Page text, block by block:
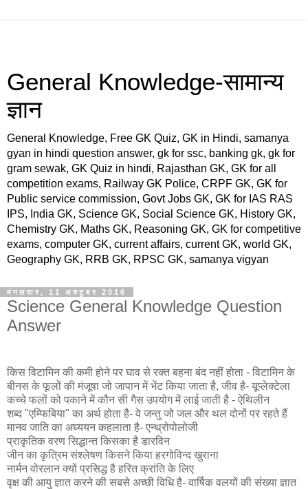
General Knowledge-सामान्य
ज्ञान
General Knowledge, Free GK Quiz, GK in Hindi, samanya
gyan in hindi question answer, gk for ssc, banking gk, gk for
gram sewak, GK Quiz in hindi, Rajasthan GK, GK for all
competition exams, Railway GK Police, CRPF GK, GK for
Public service commission, Govt Jobs GK, GK for IAS RAS
IPS, India GK, Science GK, Social Science GK, History GK,
Chemistry GK, Maths GK, Reasoning GK, GK for competitive
exams, computer GK, current affairs, current GK, world GK,
Geography GK, RRB GK, RPSC GK, samanya vigyan
मंगलवार, 11 अक्टूबर 2016
Science General Knowledge Question
Answer
किस विटामिन की कमी होने पर घाव से रक्त बहना बंद नहीं होता - विटामिन के
बीनस के फूलों की मंजूषा जो जापान में भेंट किया जाता है, जीव है- यूप्लेक्टेला
कच्चे फलों को पकाने में कौन सी गैस उपयोग में लाई जाती है - ऐथिलीन
शब्द "एम्फिबिया" का अर्थ होता है- वे जन्तु जो जल और थल दोनों पर रहते हैं
मानव जाति का अघ्ययन कहलाता है- एन्थ्रोपोलोजी
प्राकृतिक वरण सिद्धान्त किसका है डारविन
जीन का कृत्रिम संश्लेषण किसने किया हरगोविन्द खुराना
नार्मन वोरलान क्यों प्रसिद्ध है हरित क्रांति के लिए
वृक्ष की आयु ज्ञात करने की सबसे अच्छी विधि है- वार्षिक वलयों की संख्या ज्ञात